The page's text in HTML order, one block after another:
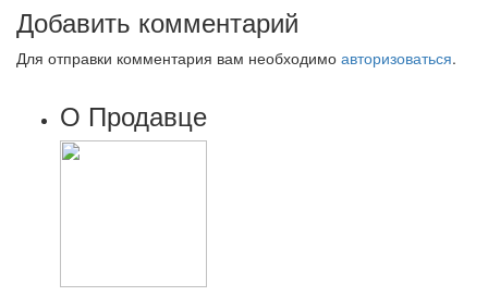
Добавить комментарий
Для отправки комментария вам необходимо авторизоваться.
О Продавце